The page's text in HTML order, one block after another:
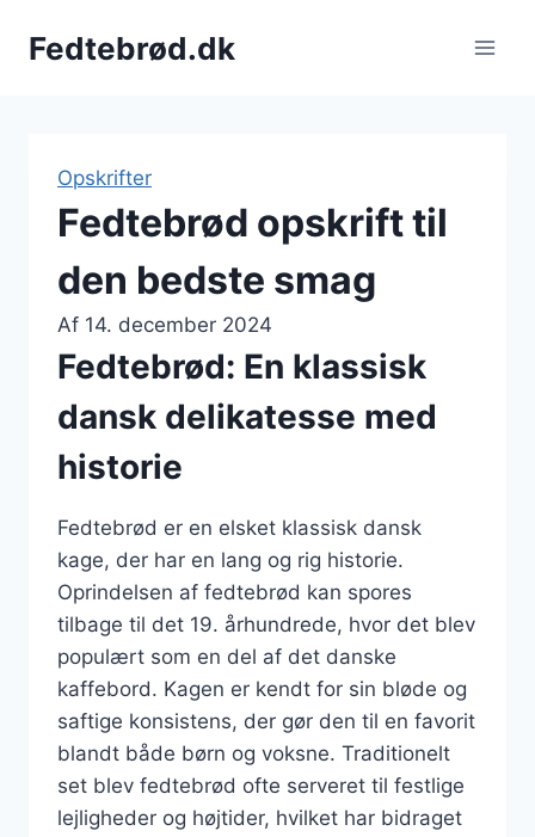
Fedtebrød.dk
Opskrifter
Fedtebrød opskrift til
den bedste smag
Af 14. december 2024
Fedtebrød: En klassisk
dansk delikatesse med
historie
Fedtebrød er en elsket klassisk dansk
kage, der har en lang og rig historie.
Oprindelsen af fedtebrød kan spores
tilbage til det 19. århundrede, hvor det blev
populært som en del af det danske
kaffebord. Kagen er kendt for sin bløde og
saftige konsistens, der gør den til en favorit
blandt både børn og voksne. Traditionelt
set blev fedtebrød ofte serveret til festlige
lejligheder og højtider, hvilket har bidraget